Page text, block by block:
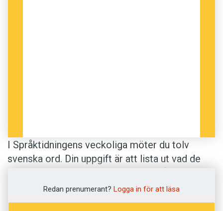
I Språktidningens veckoliga möter du tolv
svenska ord. Din uppgift är att lista ut vad de
Akademiens ordlista.
Redan prenumerant? Logga in för att läsa